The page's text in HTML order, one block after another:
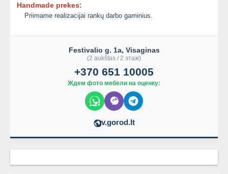
Handmade prekes:
Priimame realizacijai rankų darbo gaminius.
Festivalio g. 1a, Visaginas
(2 aukštas / 2 этаж)
+370 651 10005
Ждем фото мебели на оценку:
v.gorod.lt